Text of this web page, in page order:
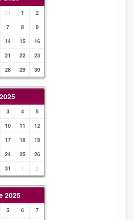
31 1
2
7 8
9
14 15
16
21 22
23
28 29 30
3 4
5
10 11
12
17 18
19
24 25
26
31 1 2
2025
5 6
7